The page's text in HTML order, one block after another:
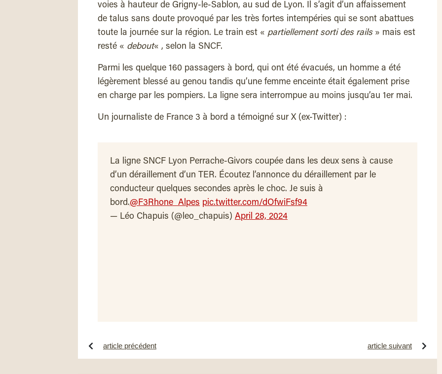
voies à hauteur de Grigny-le-Sablon, au sud de Lyon. Il s’agit d’un affaissement
de talus sans doute provoqué par les très fortes intempéries qui se sont abattues
toute la journée sur la région. Le train est « partiellement sorti des rails» mais est
resté « debout« , selon la SNCF.
Parmi les quelque 160 passagers à bord, qui ont été évacués, un homme a été
légèrement blessé au genou tandis qu’une femme enceinte était également prise
en charge par les pompiers. La ligne sera interrompue au moins jusqu’au 1er mai.
Un journaliste de France 3 à bord a témoigné sur X (ex-Twitter) :
La ligne SNCF Lyon Perrache-Givors coupée dans les deux sens à cause
d’un déraillement d’un TER. Écoutez l’annonce du déraillement par le
conducteur quelques secondes après le choc. Je suis à
bord.@F3Rhone_Alpes pic.twitter.com/dOfwiFsf94
— Léo Chapuis (@leo_chapuis) April 28, 2024
article précédent article suivant